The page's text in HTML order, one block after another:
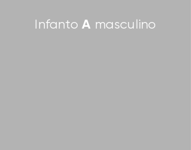
InfantoA masculino